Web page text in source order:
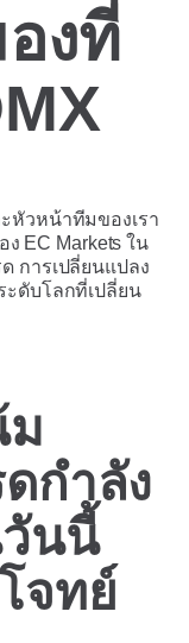
งที่
หัวหน้าทีมของเรา
EC Markets ใน
การเปลี่ยนแปลง
ดับโลกที่เปลี่ยน
ม
กำลัง
นนี้
จทย์